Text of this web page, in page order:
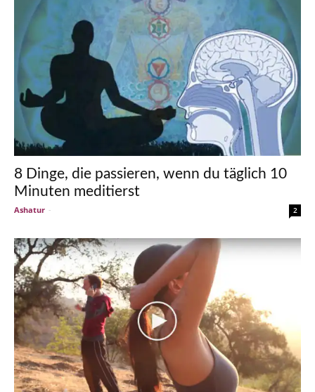
8 Dinge, die passieren, wenn du täglich 10
Minuten meditierst
Ashatur - 2